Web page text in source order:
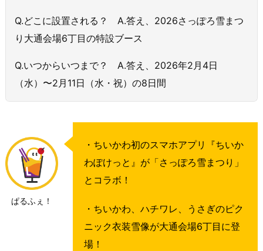
Q.どこに設置される？ A.答え、2026さっぽろ雪まつ
り大通会場6丁目の特設ブース
Q.いつからいつまで？ A.答え、2026年2月4日
（水）〜2月11日（水・祝）の8日間
ぱるふぇ！
・ちいかわ初のスマホアプリ『ちいか
わぽけっと』が「さっぽろ雪まつり」
とコラボ！
・ちいかわ、ハチワレ、うさぎのピク
ニック衣装雪像が大通会場6丁目に登
場！